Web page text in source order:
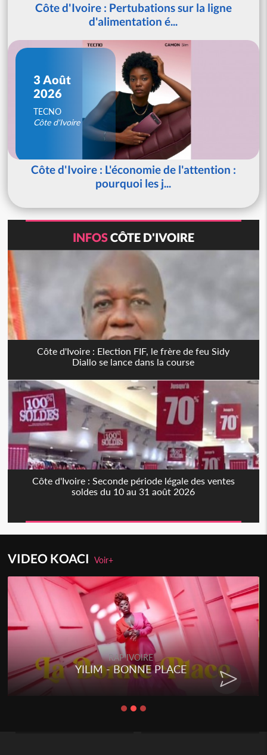
Côte d'Ivoire : Pertubations sur la ligne
d'alimentation é...
3 Août
2026
TECNO
Côte d'Ivoire
Côte d'Ivoire : L'économie de l'attention :
pourquoi les j...
INFOSCÔTE D'IVOIRE
Côte d'Ivoire : Election FIF, le frère de feu Sidy
Diallo se lance dans la course
Côte d'Ivoire : Seconde période légale des ventes
soldes du 10 au 31 août 2026
VIDEO KOACIVoir+
RAP IVOIRE
YILIM - BONNE PLACE